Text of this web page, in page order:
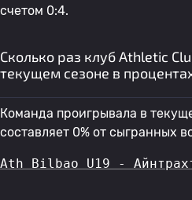
счетом 0:4.
Сколько раз клуб Athletic
текущем сезоне в
Команда проигрывала в
составляет 0% от сыгранных
Ath Bilbao U19 -